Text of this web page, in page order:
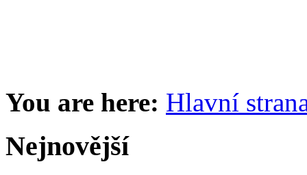
You are here: Hlavní
Nejnovější